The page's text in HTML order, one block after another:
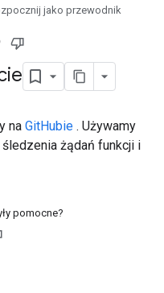
jako przewodnik
na GitHubie . Używamy
żądań funkcji i
pomocne?